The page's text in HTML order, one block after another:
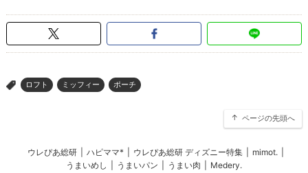
> ロフト ミッフィー ポーチ
ページの先頭へ
ウレぴあ総研 ハピママ* ウレぴあ総研 ディズニー特集 mimot.
うまいめし
うまいパン うまい肉 Medery.